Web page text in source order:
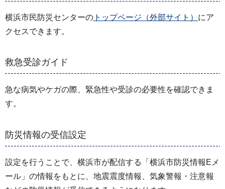
横浜市民防災センターの トップページ（外部サイト） にア
クセスできます。
救急受診ガイド
急な病気やケガの際、緊急性や受診の必要性を確認できま
す。
防災情報の受信設定
設定を行うことで、横浜市が配信する「横浜市防災情報Eメ
ール」の情報をもとに、地震震度情報、気象警報・注意報